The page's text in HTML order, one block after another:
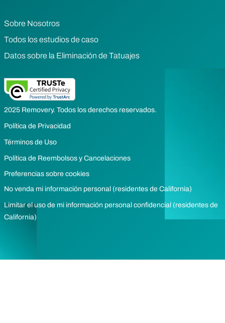
Sobre Nosotros
Todos los estudios de caso
Datos sobre la Eliminación de Tatuajes
2025 Removery. Todos los derechos reservados.
Política de Privacidad
Términos de Uso
Política de Reembolsos y Cancelaciones
Preferencias sobre cookies
No venda mi información personal (residentes de California)
Limitar el uso de mi información personal confidencial (residentes de
California)